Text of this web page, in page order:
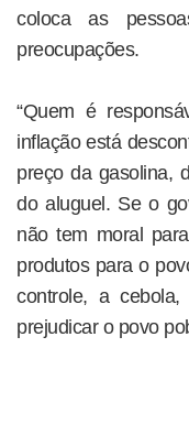
coloca as
preocupações.
“Quem é
inflação está
preço da gasolina,
do aluguel. Se o
não tem moral
produtos para o
controle, a
prejudicar o povo